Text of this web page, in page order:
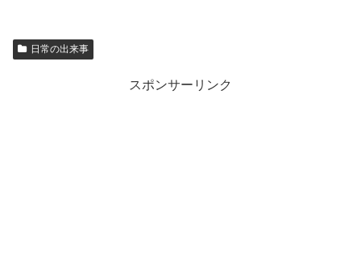
日常の出来事
スポンサーリンク